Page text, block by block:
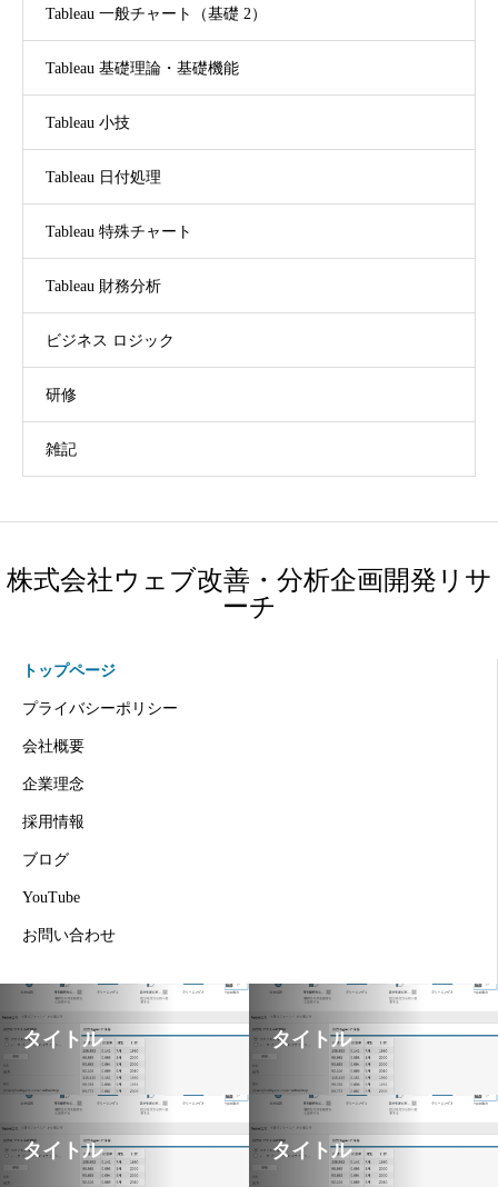
Tableau 一般チャート（基礎 2）
Tableau 基礎理論・基礎機能
Tableau 小技
Tableau 日付処理
Tableau 特殊チャート
Tableau 財務分析
ビジネス ロジック
研修
雑記
株式会社ウェブ改善・分析企画開発リサ
ーチ
トップページ
プライバシーポリシー
会社概要
企業理念
採用情報
ブログ
YouTube
お問い合わせ
タイトル タイトル
タイトル タイトル